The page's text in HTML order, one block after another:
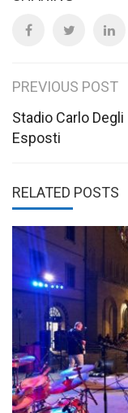
Post
navigation
PREVIOUS POST
Stadio Carlo Degli
Esposti
RELATED POSTS